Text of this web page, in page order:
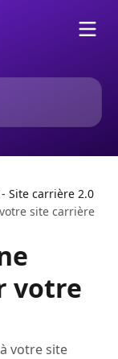
Site carrière 2.0
site carrière
votre
votre site